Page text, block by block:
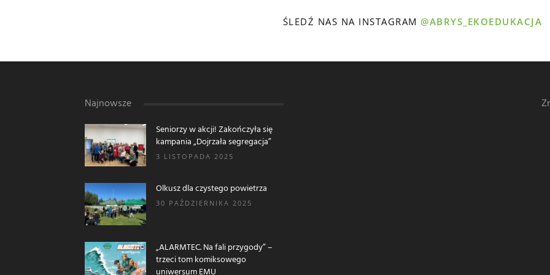
ŚLEDŹ NAS NA INSTAGRAM@ABRYS_EKOEDUKACJA
Najnowsze
Seniorzy w akcji! Zakończyła się
kampania „Dojrzała segregacja”
3 LISTOPADA 2025
Olkusz dla czystego powietrza
30 PAŹDZIERNIKA 2025
„ALARMTEC. Na fali przygody” –
trzeci tom komiksowego